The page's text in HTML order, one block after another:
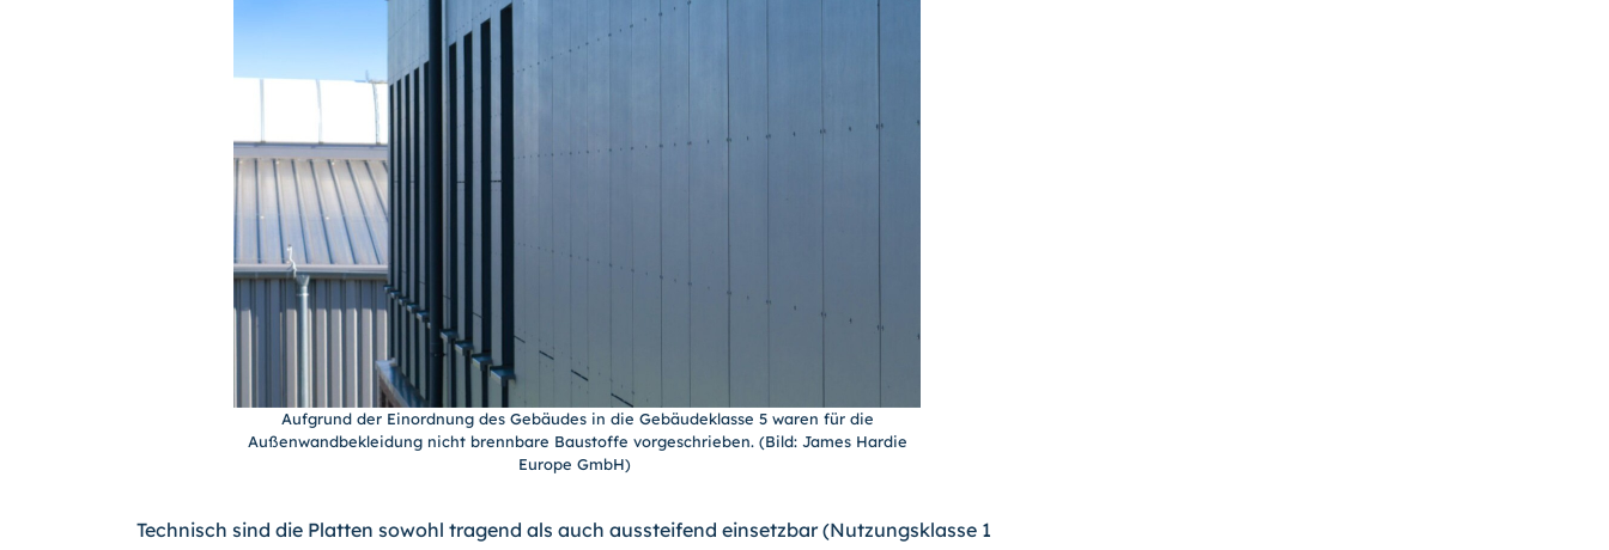
Aufgrund der Einordnung des Gebäudes in die Gebäudeklasse 5 waren für die
Außenwandbekleidung nicht brennbare Baustoffe vorgeschrieben. (Bild: James Hardie
Europe GmbH)
Technisch sind die Platten sowohl tragend als auch aussteifend einsetzbar (Nutzungsklasse 1